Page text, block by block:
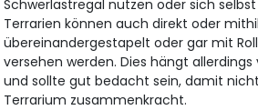
Schwerlastregal nutzen oder sich
Terrarien können auch direkt oder
übereinandergestapelt oder gar mit
versehen werden. Dies hängt allerdings
und sollte gut bedacht sein, damit
Terrarium zusammenkracht.